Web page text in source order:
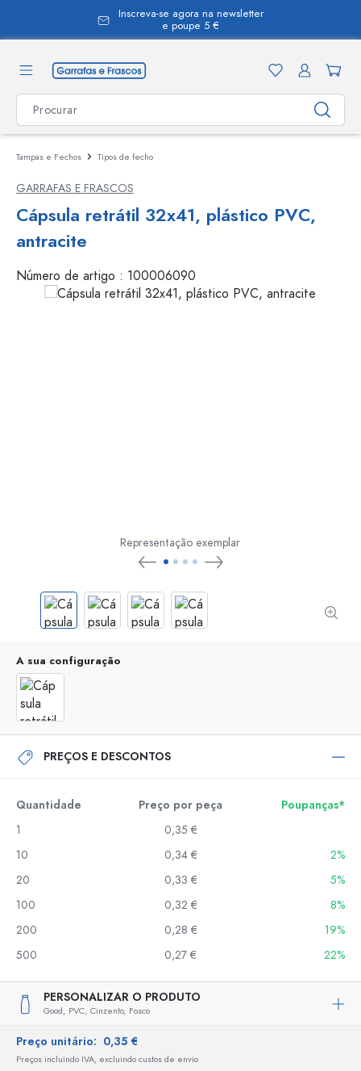
Inscreva-se agora na newsletter
e poupe 5 €
Tampas e Fechos Tipos de fecho
GARRAFAS E FRASCOS
Cápsula retrátil 32x41, plástico PVC,
antracite
Número de artigo : 100006090
Representação exemplar
A sua configuração
PREÇOS E DESCONTOS
Quantidade Preço por peça
Poupanças*
1
0,35 €
10
0,34 €
2%
20
0,33 €
5%
100
0,32 €
8%
200
0,28 €
19%
500
0,27 € 22%
PERSONALIZAR O PRODUTO
Good, PVC, Cinzento, Fosco
Preço unitário: 0,35 €
Preços incluindo IVA, excluindo custos de envio